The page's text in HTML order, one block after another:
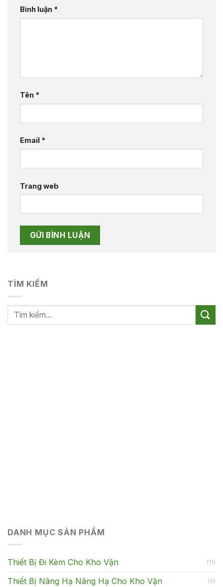
Bình luận *
Tên *
Email *
Trang web
TÌM KIẾM
DANH MỤC SẢN PHẨM
Thiết Bị Đi Kèm Cho Kho Vận (11)
Thiết Bị Nâng Hạ Nâng Hạ Cho Kho Vận (9)